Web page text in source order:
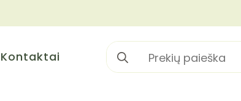
Kontaktai
Search
for: